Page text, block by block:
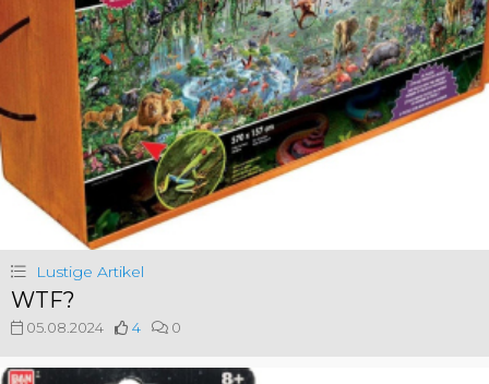
Lustige Artikel
WTF?
05.08.2024 4 0